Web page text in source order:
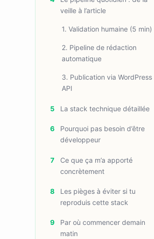
veille à l’article
1. Validation humaine (5 min)
2. Pipeline de rédaction
automatique
3. Publication via WordPress
API
5 La stack technique détaillée
6
Pourquoi pas besoin d’être
développeur
7
Ce que ça m’a apporté
concrètement
8
Les pièges à éviter si tu
reproduis cette stack
9
Par où commencer demain
matin